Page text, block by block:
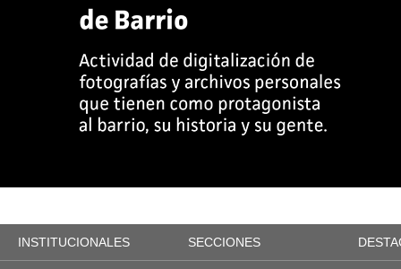
INSTITUCIONALES SECCIONES